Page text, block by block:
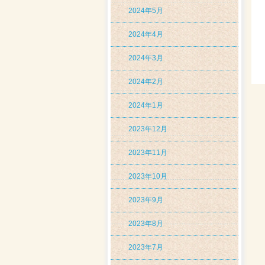
2024年5月
2024年4月
2024年3月
2024年2月
2024年1月
2023年12月
2023年11月
2023年10月
2023年9月
2023年8月
2023年7月